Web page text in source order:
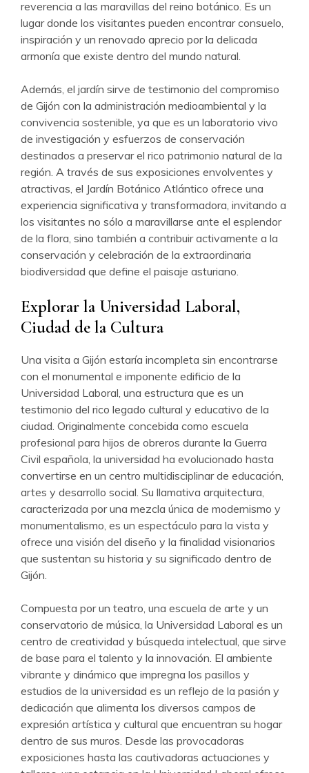
reverencia a las maravillas del reino botánico. Es un
lugar donde los visitantes pueden encontrar consuelo,
inspiración y un renovado aprecio por la delicada
armonía que existe dentro del mundo natural.
Además, el jardín sirve de testimonio del compromiso
de Gijón con la administración medioambiental y la
convivencia sostenible, ya que es un laboratorio vivo
de investigación y esfuerzos de conservación
destinados a preservar el rico patrimonio natural de la
región. A través de sus exposiciones envolventes y
atractivas, el Jardín Botánico Atlántico ofrece una
experiencia significativa y transformadora, invitando a
los visitantes no sólo a maravillarse ante el esplendor
de la flora, sino también a contribuir activamente a la
conservación y celebración de la extraordinaria
biodiversidad que define el paisaje asturiano.
Explorar la Universidad Laboral,
Ciudad de la Cultura
Una visita a Gijón estaría incompleta sin encontrarse
con el monumental e imponente edificio de la
Universidad Laboral, una estructura que es un
testimonio del rico legado cultural y educativo de la
ciudad. Originalmente concebida como escuela
profesional para hijos de obreros durante la Guerra
Civil española, la universidad ha evolucionado hasta
convertirse en un centro multidisciplinar de educación,
artes y desarrollo social. Su llamativa arquitectura,
caracterizada por una mezcla única de modernismo y
monumentalismo, es un espectáculo para la vista y
ofrece una visión del diseño y la finalidad visionarios
que sustentan su historia y su significado dentro de
Gijón.
Compuesta por un teatro, una escuela de arte y un
conservatorio de música, la Universidad Laboral es un
centro de creatividad y búsqueda intelectual, que sirve
de base para el talento y la innovación. El ambiente
vibrante y dinámico que impregna los pasillos y
estudios de la universidad es un reflejo de la pasión y
dedicación que alimenta los diversos campos de
expresión artística y cultural que encuentran su hogar
dentro de sus muros. Desde las provocadoras
exposiciones hasta las cautivadoras actuaciones y